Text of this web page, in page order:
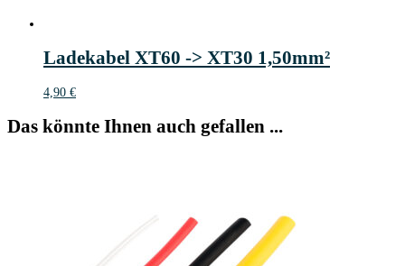
Ladekabel XT60 -> XT30 1,50mm²
4,90 €
Das könnte Ihnen auch gefallen ...